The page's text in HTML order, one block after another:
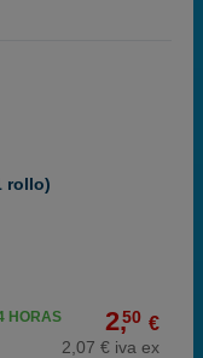
rollo)
2,50 €
2,07 € iva ex
HORAS